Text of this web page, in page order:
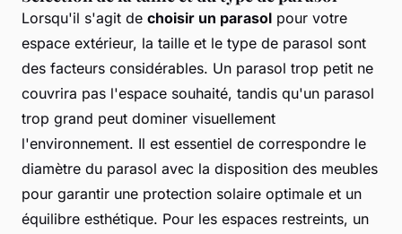
Lorsqu'il s'agit de choisir un parasol pour votre
espace extérieur, la taille et le type de parasol sont
des facteurs considérables. Un parasol trop petit ne
couvrira pas l'espace souhaité, tandis qu'un parasol
trop grand peut dominer visuellement
l'environnement. Il est essentiel de correspondre le
diamètre du parasol avec la disposition des meubles
pour garantir une protection solaire optimale et un
équilibre esthétique. Pour les espaces restreints, un